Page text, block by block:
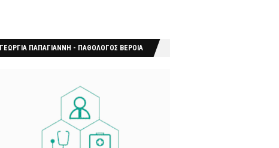
ΓΕΩΡΓΙΑ ΠΑΠΑΓΙΑΝΝΗ - ΠΑΘΟΛΟΓΟΣ ΒΕΡΟΙΑ